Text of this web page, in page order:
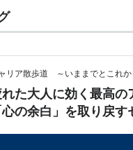
リア散歩道 ～いままでとこれか
た大人に効く最高
心の余白」を取り戻